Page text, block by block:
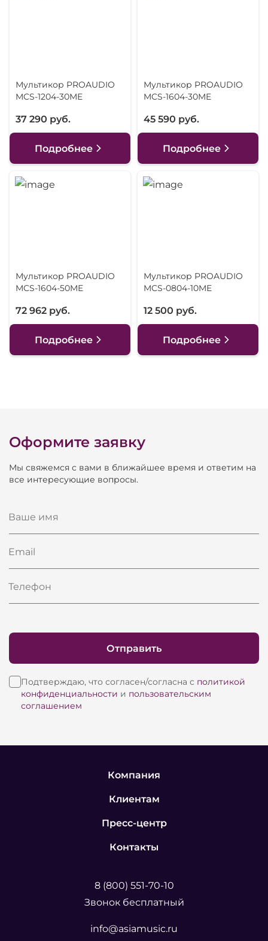
Мультикор PROAUDIO
MCS-1204-30ME
37 290 руб.
Подробнее
Мультикор PROAUDIO
MCS-1604-30ME
45 590 руб.
Подробнее
Мультикор PROAUDIO
MCS-1604-50ME
72 962 руб.
Подробнее
Мультикор PROAUDIO
MCS-0804-10ME
12 500 руб.
Подробнее
Оформите заявку
Мы свяжемся с вами в ближайшее время и ответим на
все интересующие вопросы.
Ваше имя
Email
Телефон
Подтверждаю, что согласен/согласна с политикой
конфиденциальности и пользовательским
соглашением
Отправить
Компания
Клиентам
Пресс-центр
Контакты
8 (800) 551-70-10
Звонок бесплатный
info@asiamusic.ru